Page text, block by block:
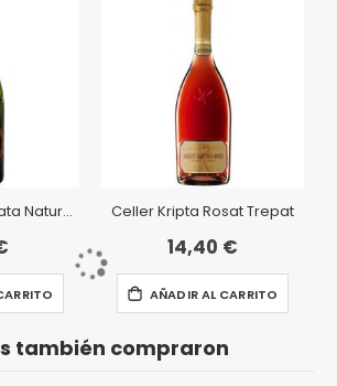
Cava Via de la Plata Nature Coupage Celler Kripta Rosat Trepat
14,40 €
AÑADIR AL CARRITO
también compraron